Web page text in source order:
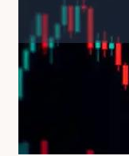
深证成指